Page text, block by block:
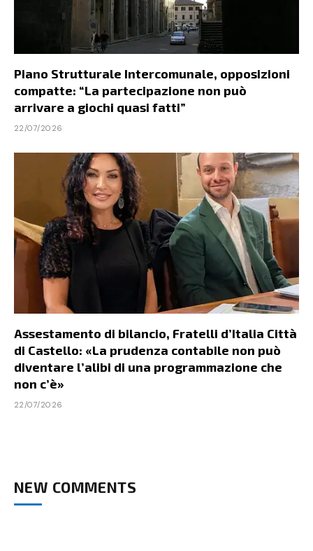
Piano Strutturale Intercomunale, opposizioni
compatte: “La partecipazione non può
arrivare a giochi quasi fatti”
22/07/2026
Assestamento di bilancio, Fratelli d’Italia Città
di Castello: «La prudenza contabile non può
diventare l’alibi di una programmazione che
non c’è»
22/07/2026
NEW COMMENTS